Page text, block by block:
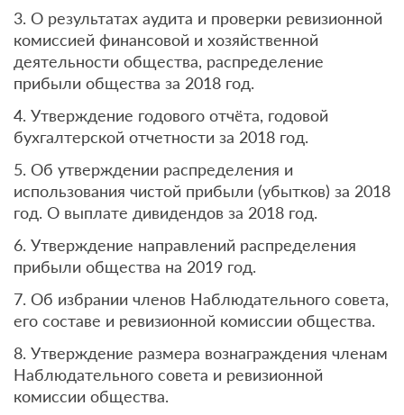
3. О результатах аудита и проверки ревизионной
комиссией финансовой и хозяйственной
деятельности общества, распределение
прибыли общества за 2018 год.
4. Утверждение годового отчёта, годовой
бухгалтерской отчетности за 2018 год.
5. Об утверждении распределения и
использования чистой прибыли (убытков) за 2018
год. О выплате дивидендов за 2018 год.
6. Утверждение направлений распределения
прибыли общества на 2019 год.
7. Об избрании членов Наблюдательного совета,
его составе и ревизионной комиссии общества.
8. Утверждение размера вознаграждения членам
Наблюдательного совета и ревизионной
комиссии общества.